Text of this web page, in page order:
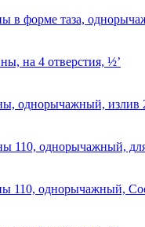
в форме таза,
на 4 отверстия, ½’
однорычажный,
110, однорычажный,
110, однорычажный,